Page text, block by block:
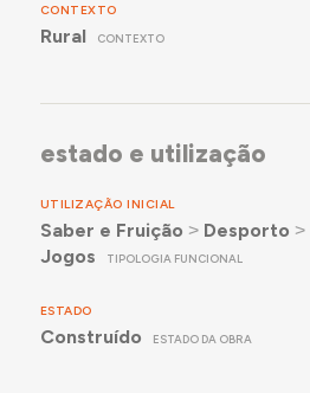
CONTEXTO
Rural CONTEXTO
estado e utilização
UTILIZAÇÃO INICIAL
Saber e Fruição ˃ Desporto ˃
Jogos
TIPOLOGIA FUNCIONAL
ESTADO
Construído ESTADO DA OBRA